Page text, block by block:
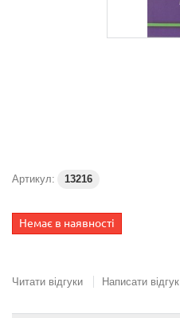
Артикул: 13216
Немає в наявності
Читати відгуки Написати відгук